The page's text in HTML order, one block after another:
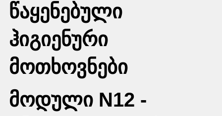
წაყენებული
ჰიგიენური
მოთხოვნები
მოდული N12 -